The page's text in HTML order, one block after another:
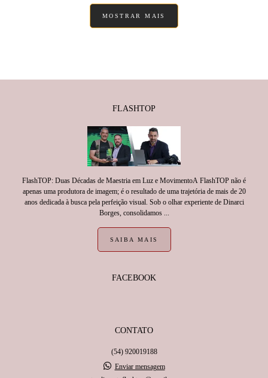
MOSTRAR MAIS
FLASHTOP
FlashTOP: Duas Décadas de Maestria em Luz e MovimentoA FlashTOP não é
apenas uma produtora de imagem; é o resultado de uma trajetória de mais de 20
anos dedicada à busca pela perfeição visual. Sob o olhar experiente de Dinarci
Borges, consolidamos ...
SAIBA MAIS
FACEBOOK
CONTATO
(54) 920019188
Enviar mensagem